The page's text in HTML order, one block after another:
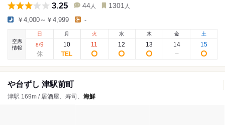
3.25 44 人 1301 人
￥4,000～￥4,999 -
空席
情報
日
8/9
月
10
火
11
水
12
木
13
金
14
土
15
や台ずし 津駅前町
津駅 169m / 居酒屋、寿司、 海鮮